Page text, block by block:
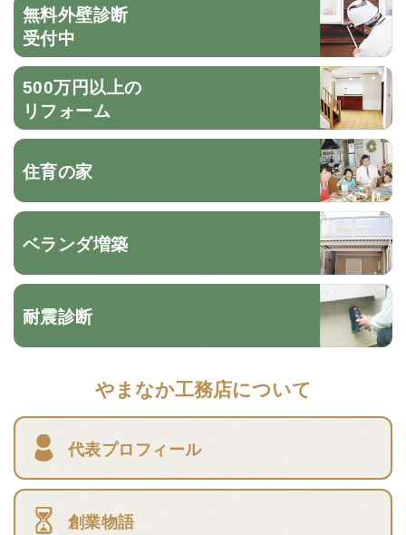
無料外壁診断
受付中
500万円以上の
リフォーム
住育の家
ベランダ増築
耐震診断
やまなか工務店について
代表プロフィール
創業物語